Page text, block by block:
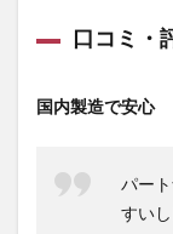
口コミ・
国内製造で安心
パー
すい